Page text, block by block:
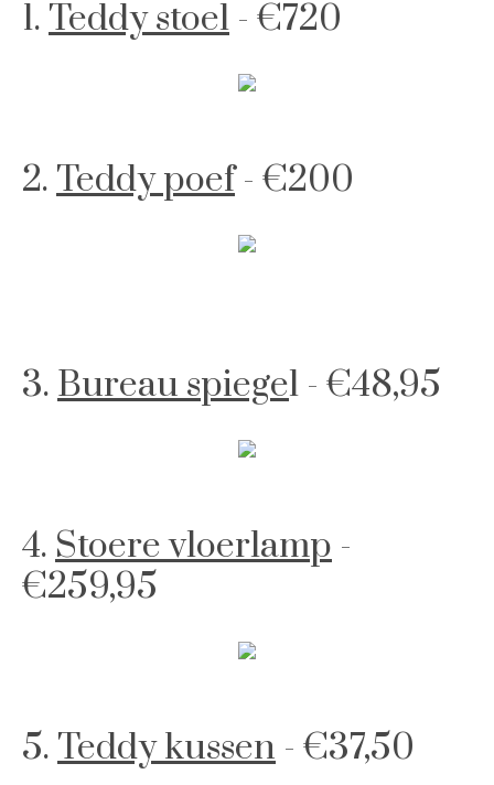
1. Teddy stoel - €720
2. Teddy poef- €200
3. Bureau spiegel - €48,95
4. Stoere vloerlamp -
€259,95
5.Teddy kussen - €37,50